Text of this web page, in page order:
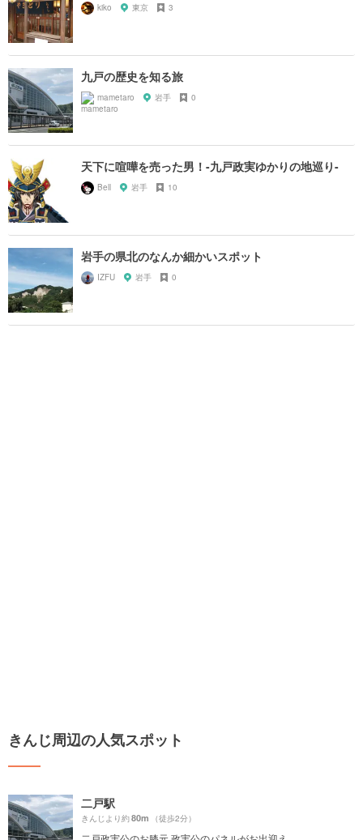
kiko 東京 3
九戸の歴史を知る旅
mametaro 岩手 0
天下に喧嘩を売った男！-九戸政実ゆかりの地巡り-
Bell 岩手 10
岩手の県北のなんか細かいスポット
IZFU 岩手 0
きんじ周辺の人気スポット
二戸駅
きんじより約80m （徒歩2分）